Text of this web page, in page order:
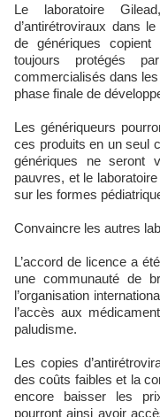
Le laboratoire
d’antirétroviraux dans
de génériques
toujours protégés
commercialisés dans
phase finale de
Les génériqueurs
ces produits en un seul
génériques ne seront
pauvres, et le
sur les formes
Convaincre les autres
L’accord de licence a
une communauté de
l’organisation
l’accès aux
paludisme.
Les copies
des coûts faibles et la
encore baisser les
pourront ainsi avoir